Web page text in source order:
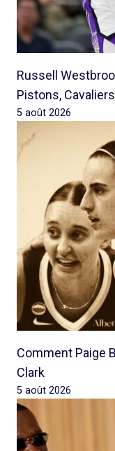
Russell
Pistons,
5 août 2026
Comment Paige
Clark
5 août 2026